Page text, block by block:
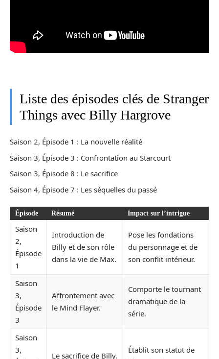
Liste des épisodes clés de Stranger
Things avec Billy Hargrove
Saison 2, Épisode 1 : La nouvelle réalité
Saison 3, Épisode 3 : Confrontation au Starcourt
Saison 3, Épisode 8 : Le sacrifice
Saison 4, Épisode 7 : Les séquelles du passé
Épisode Résumé Impact sur l’intrigue
Saison
2,
Épisode
1
Introduction de
Billy et de son rôle
dans la vie de Max.
Pose les fondations
du personnage et de
son conflit intérieur.
Saison
3,
Épisode
3
Affrontement avec
le Mind Flayer.
Comporte le tournant
dramatique de la
série.
Saison
3,
Le sacrifice de Billy.
Établit son statut de